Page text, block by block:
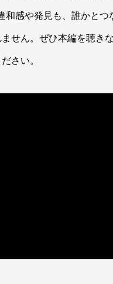
和感や発見も、誰かとつ
せん。ぜひ本編を聴き
さい。